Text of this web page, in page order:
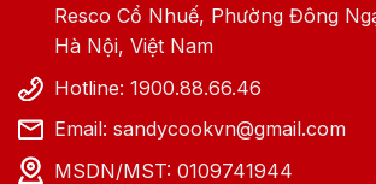
Resco Cổ Nhuế, Phường Đông
Hà Nội, Việt Nam
Hotline: 1900.88.66.46
Email: sandycookvn@gmail.com
MSDN/MST: 0109741944